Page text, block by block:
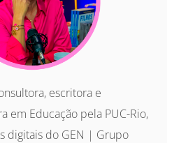
escritora e
em Educação pela PUC-Rio,
digitais do GEN | Grupo